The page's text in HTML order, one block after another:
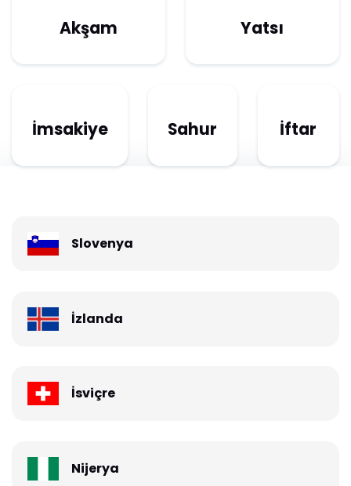
Akşam Yatsı
İmsakiye Sahur İftar
Slovenya
İzlanda
İsviçre
Nijerya